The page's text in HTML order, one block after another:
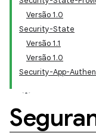
Versão 1.0
Security-State
Versão 1.1
Versão 1.0
Security-App-